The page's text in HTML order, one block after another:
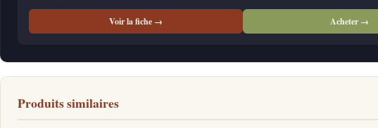
Voir la fiche → Acheter →
Produits similaires